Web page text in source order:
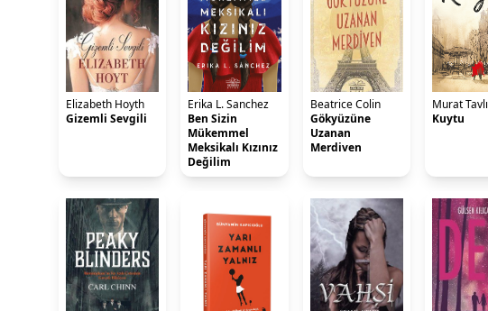
Elizabeth Hoyth
Gizemli Sevgili
Erika L. Sanchez
Ben Sizin
Mükemmel
Meksikalı Kızınız
Değilim
Beatrice Colin
Gökyüzüne
Uzanan
Merdiven
Murat Tavlı
Kuytu